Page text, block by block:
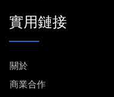
實用鏈接
關於
商業合作